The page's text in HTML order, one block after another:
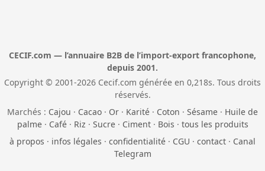
CECIF.com — l’annuaire B2B de l’import-export francophone,
depuis 2001.
Copyright © 2001-2026 Cecif.com générée en 0,218s. Tous droits
réservés.
Marchés : Cajou · Cacao · Or · Karité · Coton · Sésame · Huile de
palme· Café· Riz · Sucre· Ciment· Bois · tous les produits
à propos · infos légales · confidentialité · CGU · contact · Canal
Telegram